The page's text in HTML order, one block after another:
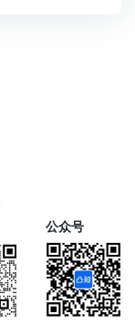
公众号